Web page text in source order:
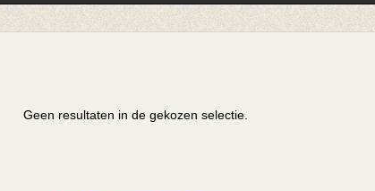
Geen resultaten in de gekozen selectie.